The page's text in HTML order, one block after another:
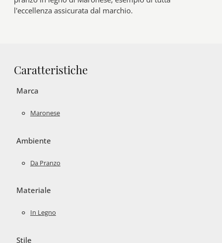
l'eccellenza assicurata dal marchio.
Caratteristiche
Marca
Maronese
Ambiente
Da Pranzo
Materiale
In Legno
Stile